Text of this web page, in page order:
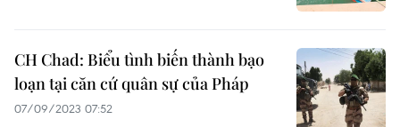
CH Chad: Biểu tình biến thành bạo
loạn tại căn cứ quân sự của Pháp
07/09/2023 07:52